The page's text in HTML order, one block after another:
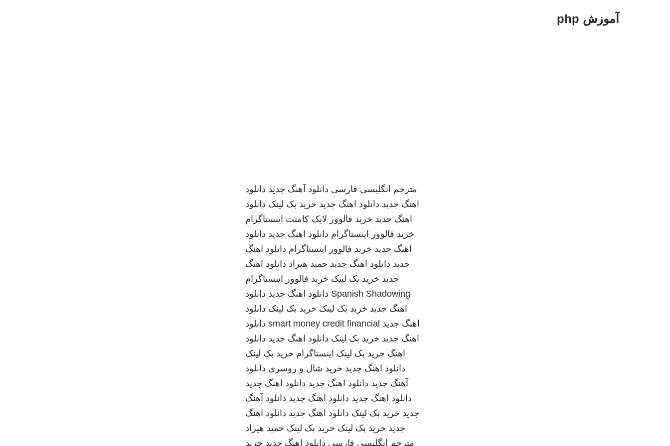
آموزش php
مترجم انگلیسی فارسی دانلود آهنگ جدید دانلود
اهنگ جدید دانلود اهنگ جدید خرید بک لینک دانلود
اهنگ جدید خرید فالوور لایک کامنت اینستاگرام
خرید فالوور اینستاگرام دانلود اهنگ جدید دانلود
اهنگ جدید خرید فالوور اینستاگرام دانلود اهنگ
جدید دانلود اهنگ جدید حمید هیراد دانلود اهنگ
جدید خرید بک لینک خرید فالوور اینستاگرام
Spanish Shadowing دانلود اهنگ جدید دانلود
اهنگ جدید خرید بک لینک خرید بک لینک دانلود
اهنگ جدید smart money credit financial دانلود
اهنگ جدید خرید بک لینک دانلود اهنگ جدید دانلود
اهنگ خرید بک لینک اینستاگرام خرید بک لینک
دانلود اهنگ جدید خرید شال و روسری دانلود
آهنگ جدید دانلود اهنگ جدید دانلود اهنگ جدید
دانلود اهنگ جدید دانلود اهنگ جدید دانلود آهنگ
جدید خرید بک لینک دانلود اهنگ جدید دانلود اهنگ
جدید خرید بک لینک خرید بک لینک حمید هیراد
مترجم انگلیسی فارسی دانلود اهنگ جدید خرید